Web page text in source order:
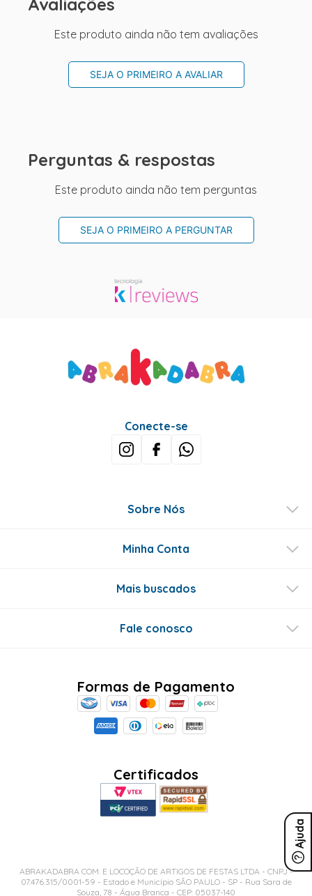
Avaliações
Este produto ainda não tem avaliações
SEJA O PRIMEIRO A AVALIAR
Perguntas & respostas
Este produto ainda não tem perguntas
SEJA O PRIMEIRO A PERGUNTAR
Ajuda
Conecte-se
Sobre Nós
Minha Conta
Mais buscados
Fale conosco
Formas de Pagamento
Certificados
ABRAKADABRA COM. E LOCOÇÃO DE ARTIGOS DE FESTAS LTDA - CNPJ -
07.476.315/0001-59 - Estado e Município SÃO PAULO - SP - Rua Sara de
Souza, 78 - Água Branca - CEP: 05037-140